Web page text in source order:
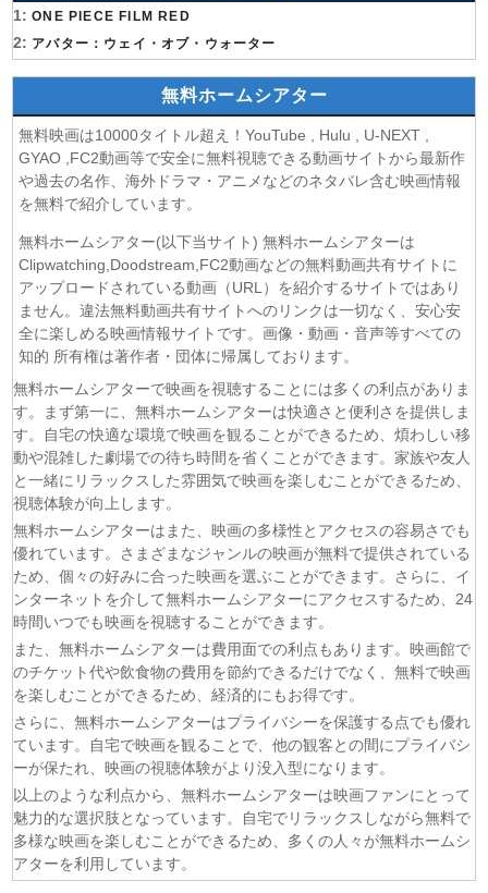
ら？ 第9話
(06/08)おちたらおわり 第6話
片田舎のおっさん、剣聖になるII 第5話
(05/08)
（誇）！ 第7話
(05/08) 幼女戦記Ⅱ 第5話
(05/08)花ざかりの君たちへ 第2期 第7話
(05/08) 今夜もシリアルキラーと待ち合わせ 第6話
(05/08) Tokyo middle 30 第3話
(05/08)ファーストクライ 母子救命救急班 第5話
(05/08)クレバテスⅡ-魔獣の王と偽りの勇者伝承- 第5話
(05/08)身代わり令嬢を救ったのは冷酷無慈悲な氷の王子の愛でし
た 第5話
(05/08)大追跡〜警視庁SSBC強行犯係〜 Season2 第3話
(05/08)マッサン 第17話
(05/08)風、薫る 第93話
(05/08)天は赤い河のほとり 第5話
(05/08) スピナーベイト 第6話
(05/08)チョッちゃん 第85話
(05/08)ひまわり 第93話
(05/08)幸せになりたいマサムネ君 第5話
(05/08)手札が多めのビクトリア 第5話
(05/08) コントラスト 第6話
1: ONE PIECE FILM RED
2: アバター：ウェイ・オブ・ウォーター
無料ホームシアター
無料映画は10000タイトル超え！YouTube , Hulu , U-NEXT ,
GYAO ,FC2動画等で安全に無料視聴できる動画サイトから最新作
や過去の名作、海外ドラマ・アニメなどのネタバレ含む映画情報
を無料で紹介しています。
無料ホームシアター(以下当サイト) 無料ホームシアターは
Clipwatching,Doodstream,FC2動画などの無料動画共有サイトに
アップロードされている動画（URL）を紹介するサイトではあり
ません。違法無料動画共有サイトへのリンクは一切なく、安心安
全に楽しめる映画情報サイトです。画像・動画・音声等すべての
知的 所有権は著作者・団体に帰属しております。
無料ホームシアターで映画を視聴することには多くの利点がありま
す。まず第一に、無料ホームシアターは快適さと便利さを提供しま
す。自宅の快適な環境で映画を観ることができるため、煩わしい移
動や混雑した劇場での待ち時間を省くことができます。家族や友人
と一緒にリラックスした雰囲気で映画を楽しむことができるため、
視聴体験が向上します。
無料ホームシアターはまた、映画の多様性とアクセスの容易さでも
優れています。さまざまなジャンルの映画が無料で提供されている
ため、個々の好みに合った映画を選ぶことができます。さらに、イ
ンターネットを介して無料ホームシアターにアクセスするため、24
時間いつでも映画を視聴することができます。
また、無料ホームシアターは費用面での利点もあります。映画館で
のチケット代や飲食物の費用を節約できるだけでなく、無料で映画
を楽しむことができるため、経済的にもお得です。
さらに、無料ホームシアターはプライバシーを保護する点でも優れ
ています。自宅で映画を観ることで、他の観客との間にプライバシ
ーが保たれ、映画の視聴体験がより没入型になります。
以上のような利点から、無料ホームシアターは映画ファンにとって
魅力的な選択肢となっています。自宅でリラックスしながら無料で
多様な映画を楽しむことができるため、多くの人々が無料ホームシ
アターを利用しています。